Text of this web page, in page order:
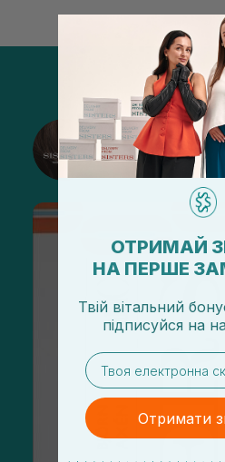
Подписаться
ОТРИМАЙ
НА ПЕРШЕ
Твій вітальний
підписуйся на
email
Отримати